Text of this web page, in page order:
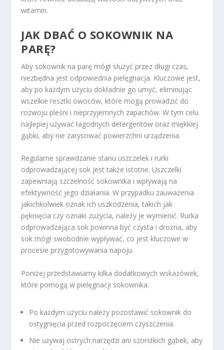
witamin.
JAK DBAĆ O SOKOWNIK NA
PARĘ?
Aby sokownik na parę mógł służyć przez długi czas,
niezbędna jest odpowiednia pielęgnacja. Kluczowe jest,
aby po każdym użyciu dokładnie go umyć, eliminując
wszelkie resztki owoców, które mogą prowadzić do
rozwoju pleśni i nieprzyjemnych zapachów. W tym celu
najlepiej używać łagodnych detergentów oraz miękkiej
gąbki, aby nie zarysować powierzchni urządzenia.
Regularne sprawdzanie stanu uszczelek i rurki
odprowadzającej sok jest także istotne. Uszczelki
zapewniają szczelność sokownika i wpływają na
efektywność jego działania. W przypadku zauważenia
jakichkolwiek oznak ich uszkodzenia, takich jak
pęknięcia czy oznaki zużycia, należy je wymienić. Rurka
odprowadzająca sok powinna być czysta i drożna, aby
sok mógł swobodnie wypływać, co jest kluczowe w
procesie przygotowywania napoju.
Poniżej przedstawiamy kilka dodatkowych wskazówek,
które pomogą w pielęgnacji sokownika:
Po każdym użyciu należy pozostawić sokownik do
ostygnięcia przed rozpoczęciem czyszczenia.
Nie używaj ostrych narzędzi ani szorstkich gąbek, aby